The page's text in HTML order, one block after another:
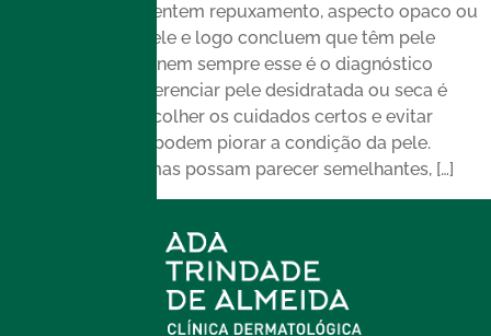
Muitas pessoas sentem repuxamento, aspecto opaco ou
desconforto na pele e logo concluem que têm pele
seca. No entanto, nem sempre esse é o diagnóstico
correto. Saber diferenciar pele desidratada ou seca é
essencial para escolher os cuidados certos e evitar
tratamentos que podem piorar a condição da pele.
Embora os sintomas possam parecer semelhantes, […]